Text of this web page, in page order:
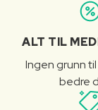
ALT TIL
Ingen grunn
bedre